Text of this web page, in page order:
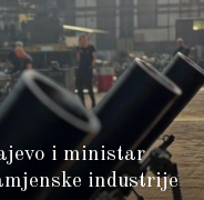
i ministar
industrije